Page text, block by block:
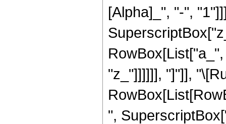
[Alpha]_", "-",
"z_"]]]]]], "]"]],
",